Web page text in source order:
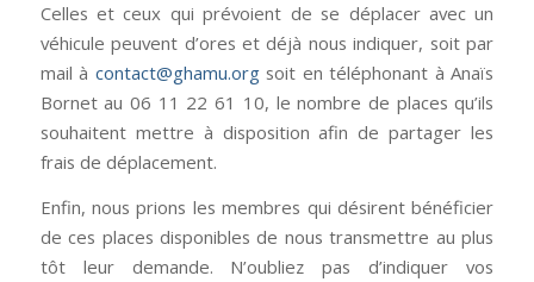
Celles et ceux qui prévoient de se déplacer avec un
véhicule peuvent d’ores et déjà nous indiquer, soit par
mail à contact@ghamu.orgsoit en téléphonant à Anaïs
Bornet au 06 11 22 61 10, le nombre de places qu’ils
souhaitent mettre à disposition afin de partager les
frais de déplacement.
Enfin, nous prions les membres qui désirent bénéficier
de ces places disponibles de nous transmettre au plus
tôt leur demande. N’oubliez pas d’indiquer vos